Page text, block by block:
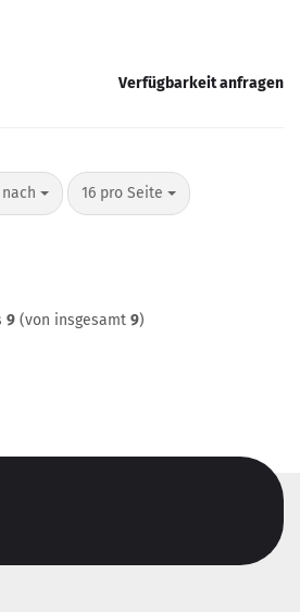
Verfügbarkeit anfragen
16 pro Seite
pro Seite
9(von insgesamt 9)